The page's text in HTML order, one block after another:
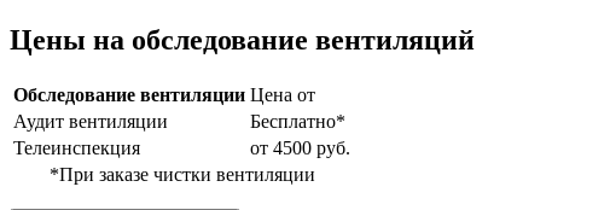
Цены на обследование вентиляций
Обследование вентиляции Цена от
Аудит вентиляции
Бесплатно*
Телеинспекция
от 4500 руб.
*При заказе чистки вентиляции